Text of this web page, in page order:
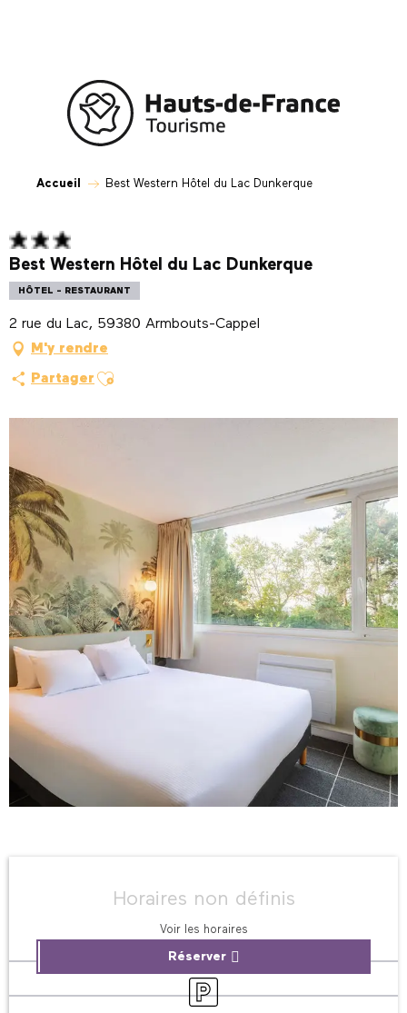
Accueil Best Western Hôtel du Lac Dunkerque
Best Western Hôtel du Lac Dunkerque
HÔTEL - RESTAURANT
2 rue du Lac, 59380 Armbouts-Cappel
M'y rendre
Partager Ajouter aux favoris
Horaires non définis
Voir les horaires
Réserver
Parking